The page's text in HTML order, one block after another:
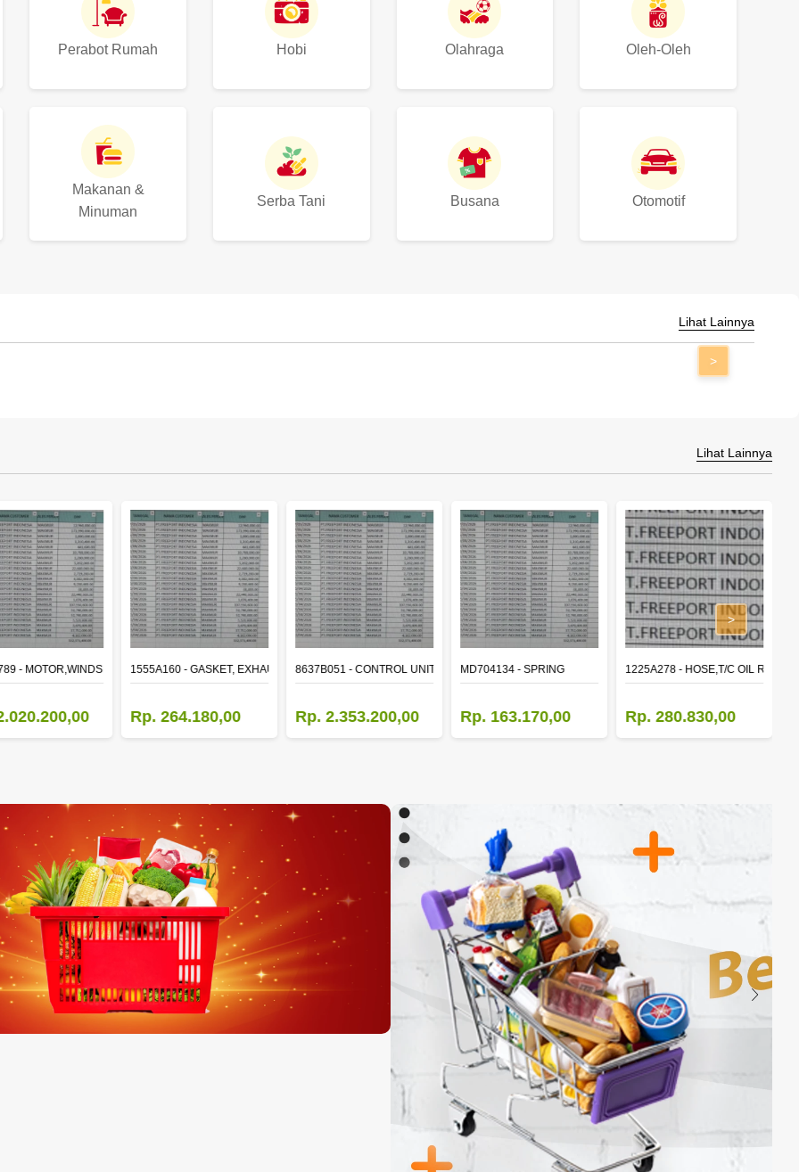
Perabot Rumah Hobi Olahraga Oleh-Oleh
Makanan &
Minuman
Serba Tani Busana Otomotif
Lihat Lainnya
>
Lihat Lainnya
- MOTOR,WINDSHIELD WIPER1555A160 - GASKET, EXHAUST MANIFOLD
Rp. 264.180,00
8637B051 - CONTROL UNIT,TIME & ALARM
Rp. 2.353.200,00
MD704134 - SPRING
Rp. 163.170,00
1225A278 - HOSE,T/C OIL
Rp. 280.830,00
>